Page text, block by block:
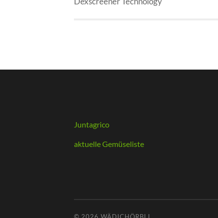
Juntagrico
aktuelle Gemüseliste
© 2026 WÄDICHÖRBLI